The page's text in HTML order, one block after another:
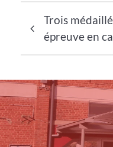
Navigation
Trois
épreuve en